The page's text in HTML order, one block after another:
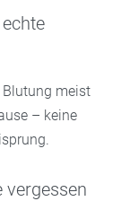
Blutung meist
– keine
vergessen